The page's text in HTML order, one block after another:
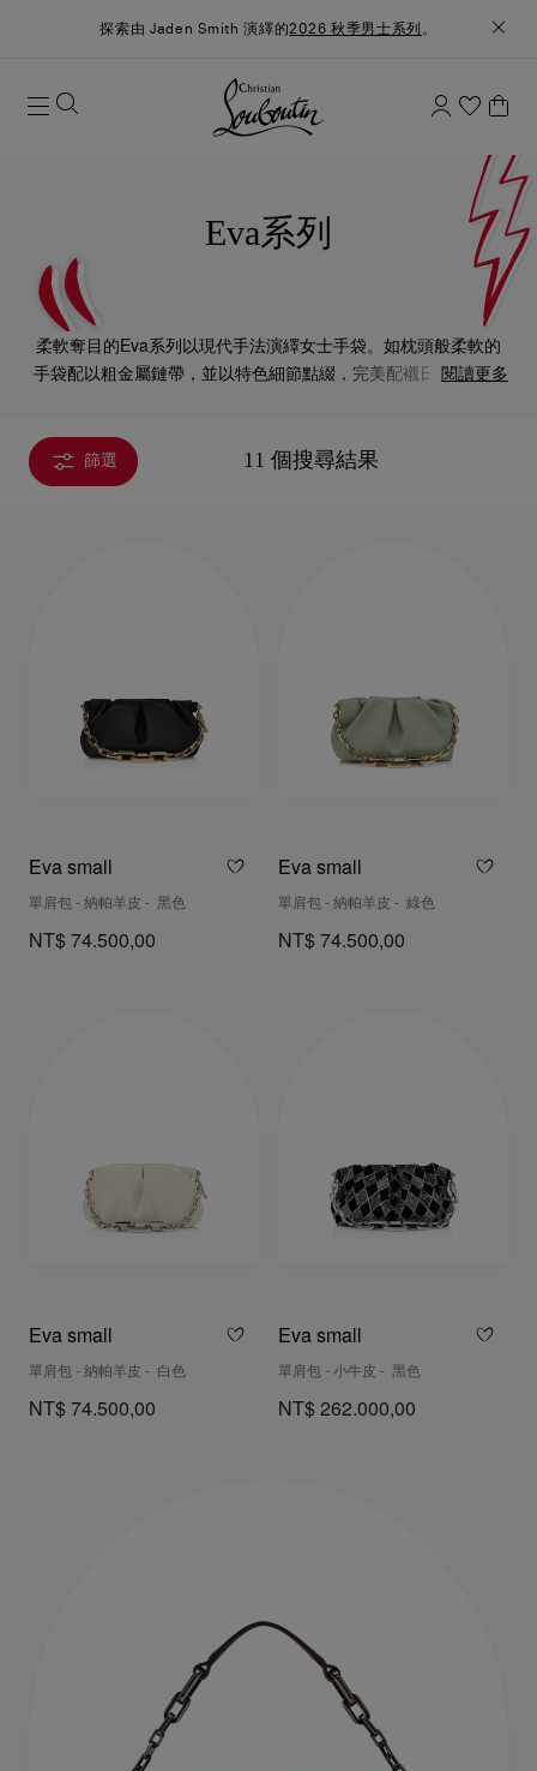
探索由 Jaden Smith 演繹的2026 秋季男士系列 。
Eva系列
柔軟奪目的Eva系列以現代手法演繹女士手袋。如枕頭般柔軟的
手袋配以粗金屬鏈帶，並以特色細節點綴，完美配襯日夜造型，
閱讀更多
篩選 11 個搜尋結果
Eva small
單肩包 - 納帕羊皮 - 黑色
NT$ 74.500,00
Eva small
單肩包 - 納帕羊皮 - 綠色
NT$ 74.500,00
Eva small
單肩包 - 納帕羊皮 - 白色
NT$ 74.500,00
Eva small
單肩包 - 小牛皮 - 黑色
NT$ 262.000,00